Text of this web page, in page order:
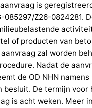
is
085297/Z26-0824281.
of producten van
zal worden
Nadat de
de OD NHN namens
besluit. De termijn voor
is acht weken. Meer